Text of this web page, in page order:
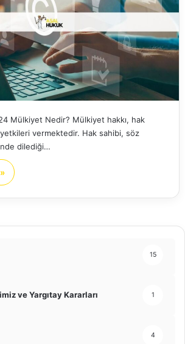
Mülkiyet Nedir? Mülkiyet hakkı, hak
vermektedir. Hak sahibi, söz
dilediği…
15
ve Yargıtay Kararları 1
4